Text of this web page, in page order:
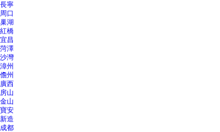
長寧
周口
巢湖
紅橋
宜昌
菏澤
沙灣
漳州
儋州
廣西
房山
金山
寶安
新造
成都